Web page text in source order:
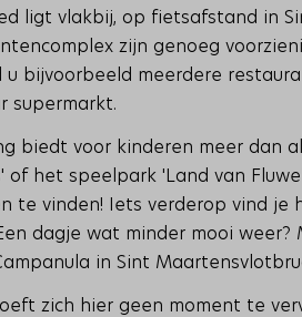
ligt vlakbij, op fietsafstand in
zijn genoeg
u bijvoorbeeld meerdere
supermarkt.
biedt voor kinderen meer dan
of het speelpark 'Land van
te vinden! Iets verderop vind je
dagje wat minder mooi
in Sint
zich hier geen moment te